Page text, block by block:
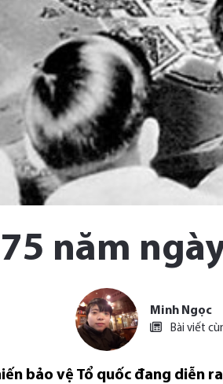
năm
Minh Ngọc
Bài viết
bảo vệ Tổ quốc đang diễn